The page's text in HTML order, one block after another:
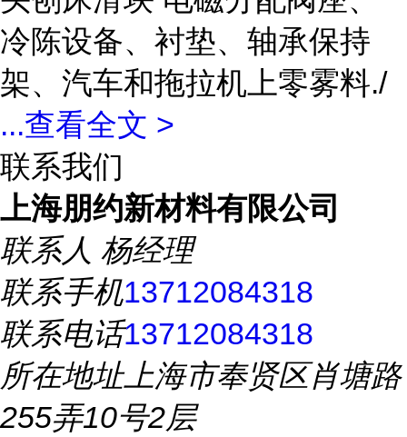
冷陈设备、衬垫、轴承保持
架、汽车和拖拉机上零雾料./
...查看全文 >
联系我们
上海朋约新材料有限公司
联系人 杨经理
联系手机13712084318
联系电话13712084318
所在地址上海市奉贤区肖塘路
255弄10号2层